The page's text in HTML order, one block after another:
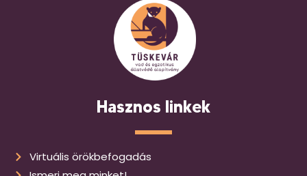
Hasznos linkek
Virtuális örökbefogadás